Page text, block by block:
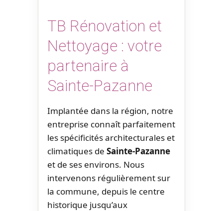
TB Rénovation et
Nettoyage : votre
partenaire à
Sainte-Pazanne
Implantée dans la région, notre
entreprise connaît parfaitement
les spécificités architecturales et
climatiques de Sainte-Pazanne
et de ses environs. Nous
intervenons régulièrement sur
la commune, depuis le centre
historique jusqu’aux